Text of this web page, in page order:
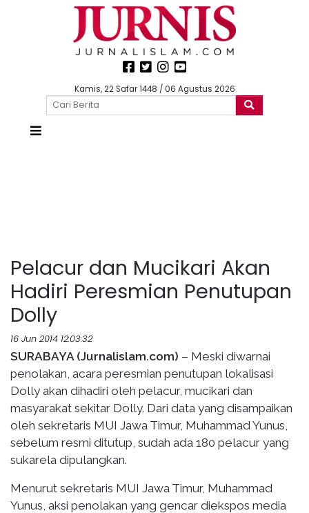
Kamis, 22 Safar 1448 / 06 Agustus 2026
Pelacur dan Mucikari Akan
Hadiri Peresmian Penutupan
Dolly
16 Jun 2014 12:03:32
SURABAYA (Jurnalislam.com) – Meski diwarnai
penolakan, acara peresmian penutupan lokalisasi
Dolly akan dihadiri oleh pelacur, mucikari dan
masyarakat sekitar Dolly. Dari data yang disampaikan
oleh sekretaris MUI Jawa Timur, Muhammad Yunus,
sebelum resmi ditutup, sudah ada 180 pelacur yang
sukarela dipulangkan.
Menurut sekretaris MUI Jawa Timur, Muhammad
Yunus, aksi penolakan yang gencar diekspos media